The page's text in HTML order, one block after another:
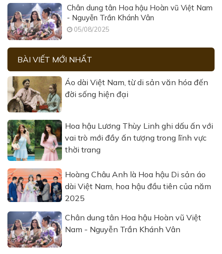
Chân dung tân Hoa hậu Hoàn vũ Việt Nam
- Nguyễn Trần Khánh Vân
05/08/2025
BÀI VIẾT MỚI NHẤT
Áo dài Việt Nam, từ di sản văn hóa đến
đời sống hiện đại
Hoa hậu Lương Thùy Linh ghi dấu ấn với
vai trò mới đầy ấn tượng trong lĩnh vực
thời trang
Hoàng Châu Anh là Hoa hậu Di sản áo
dài Việt Nam, hoa hậu đầu tiên của năm
2025
Chân dung tân Hoa hậu Hoàn vũ Việt
Nam - Nguyễn Trần Khánh Vân